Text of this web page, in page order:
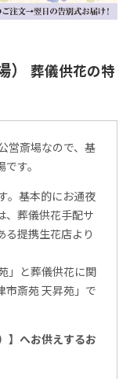
葬儀供花の特
営斎場なので、基
す。
。基本的にお通夜
、葬儀供花手配サ
る提携生花店より
」と葬儀供花に関
市斎苑 天昇苑」で
】へお供えするお